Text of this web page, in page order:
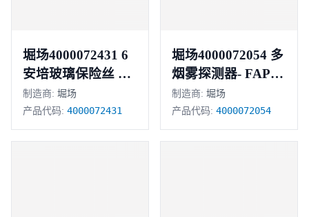
堀场4000072431 6
安培玻璃保险丝 正
品
制造商: 堀场
产品代码: 4000072431
堀场4000072054 多
烟雾探测器- FAPT-
851
制造商: 堀场
产品代码: 4000072054